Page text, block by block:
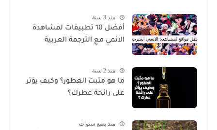
منذ 3 سنة
أفضل 10 تطبيقات لمشاهدة
الانمي مع الترجمة العربية
منذ 2 سنة
ما هو مثبت العطور؟ وكيف يؤثر
على رائحة عطرك؟
منذ بضع سنوات